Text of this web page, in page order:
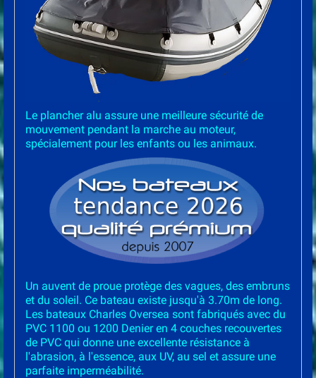
Le plancher alu assure une meilleure sécurité de
mouvement pendant la marche au moteur,
spécialement pour les enfants ou les animaux.
Un auvent de proue protège des vagues, des embruns
et du soleil. Ce bateau existe jusqu'à 3.70m de long.
Les bateaux Charles Oversea sont fabriqués avec du
PVC 1100 ou 1200 Denier en 4 couches recouvertes
de PVC qui donne une excellente résistance à
l'abrasion, à l'essence, aux UV, au sel et assure une
parfaite imperméabilité.